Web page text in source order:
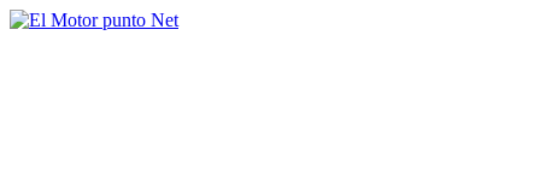
Saltar